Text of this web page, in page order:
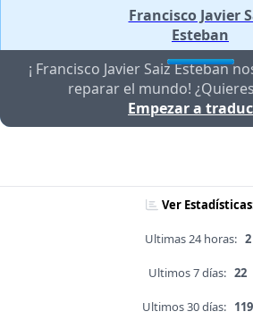
Francisco Javier
Esteban
¡ Francisco Javier Saiz Esteban
reparar el mundo!
Empezar a
Ver
Ultimas 24 horas: 2
Ultimos 7 días: 22
Ultimos 30 días: 119